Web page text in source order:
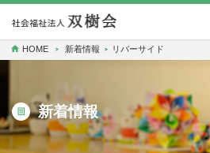
HOME 新着情報 リバーサイド
新着情報